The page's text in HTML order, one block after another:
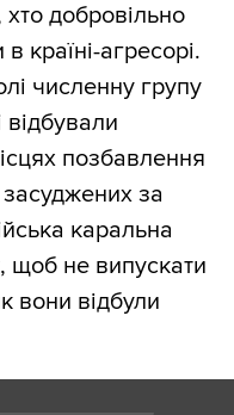
добровільно
країні-агресорі.
численну групу
відбували
позбавлення
засуджених за
каральна
щоб не випускати
вони відбули